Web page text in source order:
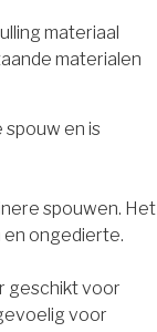
materiaal
materialen
en is
spouwen. Het
ongedierte.
geschikt voor
voor